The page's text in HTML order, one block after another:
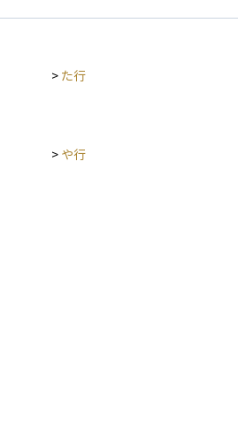
> た行
> や行